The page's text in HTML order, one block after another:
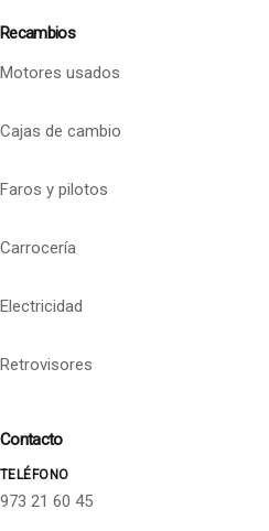
Recambios
Motores usados
Cajas de cambio
Faros y pilotos
Carrocería
Electricidad
Retrovisores
Contacto
TELÉFONO
973 21 60 45